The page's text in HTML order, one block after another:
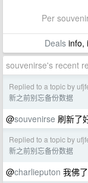
Per
Dealsinfo,
souvenirse's recent
Replied to a topic by
新之前别忘备份数据
@souvenirse 刷新了
Replied to a topic by
新之前别忘备份数据
@charlieputon 我佛